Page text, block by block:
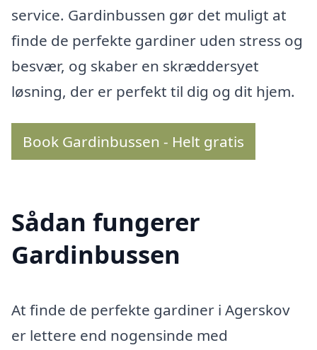
service. Gardinbussen gør det muligt at
finde de perfekte gardiner uden stress og
besvær, og skaber en skræddersyet
løsning, der er perfekt til dig og dit hjem.
Book Gardinbussen - Helt gratis
Sådan fungerer
Gardinbussen
At finde de perfekte gardiner i Agerskov
er lettere end nogensinde med